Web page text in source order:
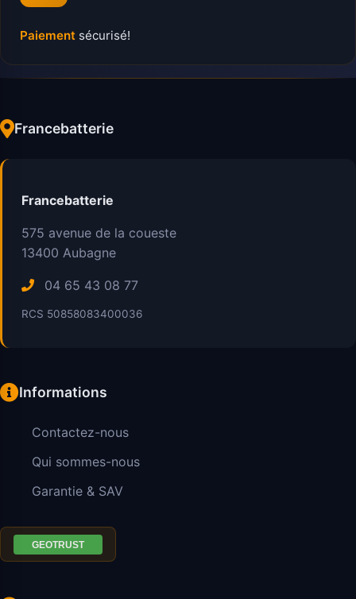
Paiement sécurisé!
Francebatterie
Francebatterie
575 avenue de la coueste
13400 Aubagne
04 65 43 08 77
RCS 50858083400036
Informations
Contactez-nous
Qui sommes-nous
Garantie & SAV